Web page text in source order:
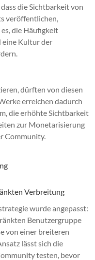
die Sichtbarkeit von
veröffentlichen,
die Häufigkeit
eine Kultur der
dürften von diesen
erreichen dadurch
die erhöhte Sichtbarkeit
zur Monetarisierung
Community.
Verbreitung
wurde angepasst:
Benutzergruppe
von einer breiteren
lässt sich die
testen, bevor